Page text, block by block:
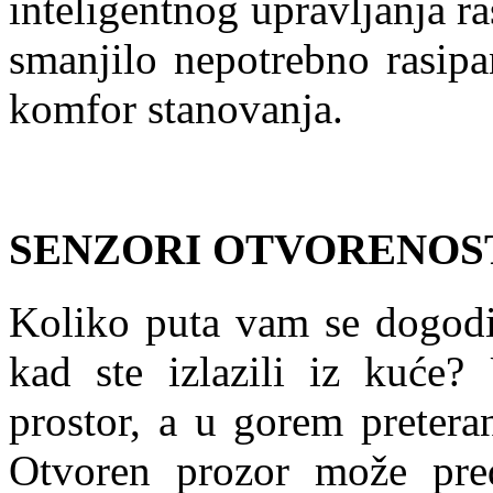
inteligentnog upravljanja
smanjilo nepotrebno
komfor stanovanja.
SENZORI
Koliko puta vam se
kad ste izlazili iz kuće?
prostor, a u gorem
Otvoren prozor može